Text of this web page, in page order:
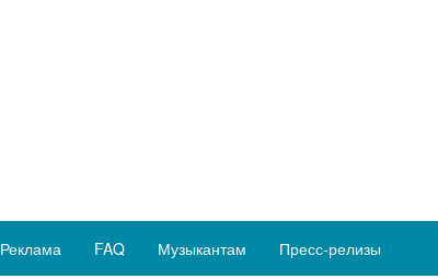
Реклама FAQ Музыкантам Пресс-релизы